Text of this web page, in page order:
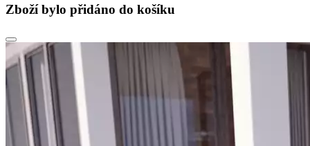
Zboží bylo přidáno do košíku